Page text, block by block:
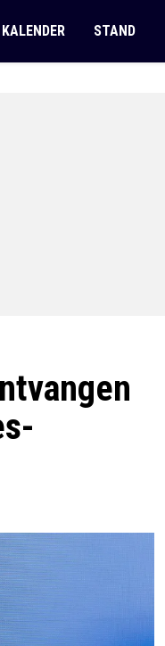
KALENDER STAND